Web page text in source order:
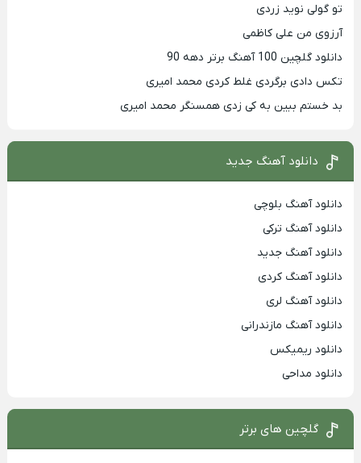
تو گولی نوید زردی
آرزوی من علی کاظمی
دانلود گلچین 100 آهنگ برتر دهه 90
تکس دادی برگردی غلط کردی محمد امیری
بد خستم ببین به کی زدی همسنگر محمد امیری
دانلود آهنگ جدید
دانلود آهنگ بلوچی
دانلود آهنگ ترکی
دانلود آهنگ جدید
دانلود آهنگ کردی
دانلود آهنگ لری
دانلود آهنگ مازندرانی
دانلود ریمیکس
دانلود مداحی
گلچین های برتر